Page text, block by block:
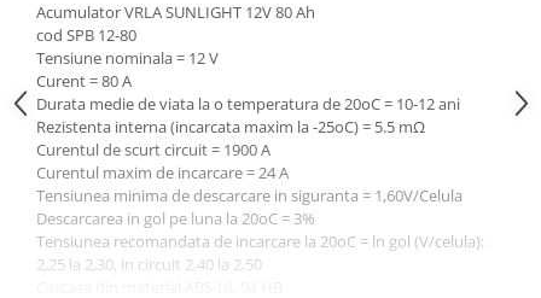
Acumulator VRLA SUNLIGHT 12V 80 Ah
cod SPB 12-80
Tensiune nominala = 12 V
Curent = 80 A
Durata medie de viata la o temperatura de 20oC = 10-12 ani
Rezistenta interna (incarcata maxim la -25oC) = 5.5 mΩ
Curentul de scurt circuit = 1900 A
Curentul maxim de incarcare = 24 A
Tensiunea minima de descarcare in siguranta = 1,60V/Celula
Descarcarea in gol pe luna la 20oC = 3%
Tensiunea recomandata de incarcare la 20oC = ln gol (V/celula):
2,25 la 2,30, in circuit 2,40 la 2,50